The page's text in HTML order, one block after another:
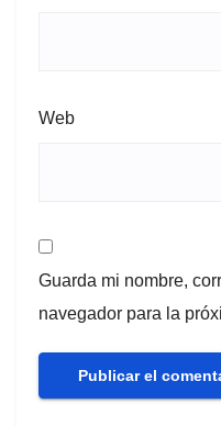
Web
Guarda mi nombre,
navegador para la